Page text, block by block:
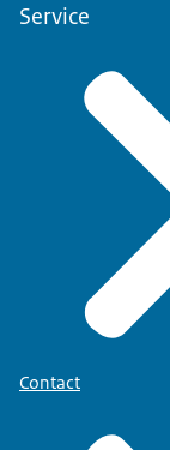
Service
Contact